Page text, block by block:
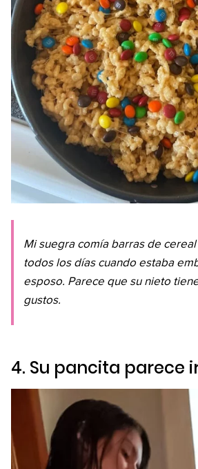
Mi suegra comía barras de
todos los días cuando estaba
esposo. Parece que su nieto
gustos.
4. Su pancita parece